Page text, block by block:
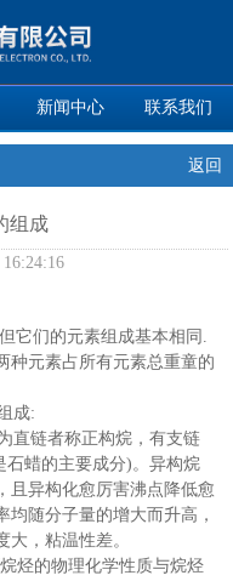
新闻中心 联系我们
返回
组成
它们的元素组成基本相同.
种元素占所有元素总重童的
成:
直链者称正构烷，有支链
石蜡的主要成分)。异构烷
且异构化愈厉害沸点降低愈
随分子量的增大而升高，
，粘温性差。
烃的物理化学性质与烷烃